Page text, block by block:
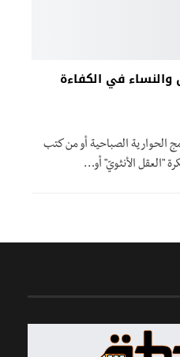
في الكفاءة
الحوارية الصباحية أو من كتب
"العقل الأنثويّ" أو…